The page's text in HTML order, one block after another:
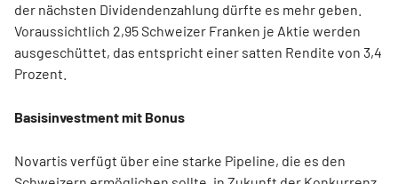
der nächsten Dividendenzahlung dürfte es mehr geben.
Voraussichtlich 2,95 Schweizer Franken je Aktie werden
ausgeschüttet, das entspricht einer satten Rendite von 3,4
Prozent.
Basisinvestment mit Bonus
Novartis verfügt über eine starke Pipeline, die es den